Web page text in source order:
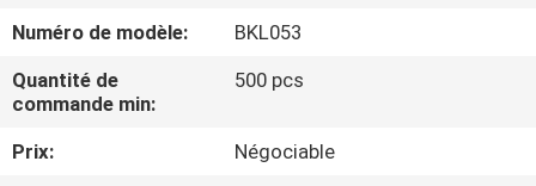
À
PROPOS
DE
NOUS
Numéro de modèle:
BKL053
Quantité de
commande min:
500 pcs
Prix:
Négociable